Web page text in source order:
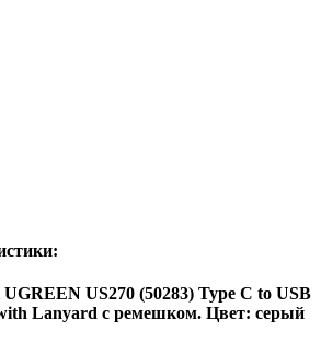
US270 (50283) Type C to USB
Lanyard с ремешком. Цвет: серый